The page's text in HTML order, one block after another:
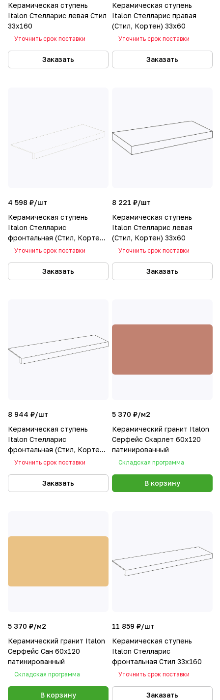
Керамическая ступень
Italon Стелларис левая Стил
33х160
Уточнить срок поставки
Заказать
Керамическая ступень
Italon Стелларис правая
(Стил, Кортен) 33х60
Уточнить срок поставки
Заказать
4 598 ₽/шт
Керамическая ступень
Italon Стелларис
фронтальная (Стил, Кортен)
33х60
Уточнить срок поставки
Заказать
8 221 ₽/шт
Керамическая ступень
Italon Стелларис левая
(Стил, Кортен) 33х60
Уточнить срок поставки
Заказать
8 944 ₽/шт
Керамическая ступень
Italon Стелларис
фронтальная (Стил, Кортен)
33х120
Уточнить срок поставки
Заказать
5 370 ₽/м2
Керамический гранит Italon
Серфейс Скарлет 60x120
патинированный
Складская программа
В корзину
5 370 ₽/м2
Керамический гранит Italon
Серфейс Сан 60x120
патинированный
Складская программа
В корзину
11 859 ₽/шт
Керамическая ступень
Italon Стелларис
фронтальная Стил 33х160
Уточнить срок поставки
Заказать